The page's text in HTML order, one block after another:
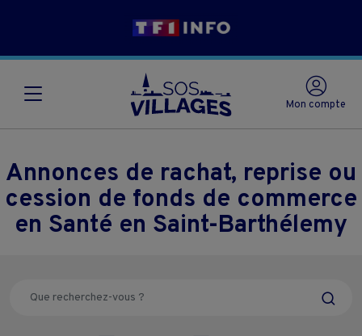
Mon compte
Annonces de rachat, reprise ou
cession de fonds de commerce
en Santé en Saint-Barthélemy